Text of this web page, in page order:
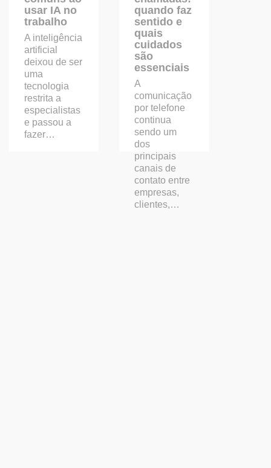
usar IA no
trabalho
A inteligência
artificial
deixou de ser
uma
tecnologia
restrita a
especialistas
e passou a
fazer…
quando faz
sentido e
quais
cuidados
são
essenciais
A
comunicação
por telefone
continua
sendo um
dos
principais
canais de
contato entre
empresas,
clientes,…